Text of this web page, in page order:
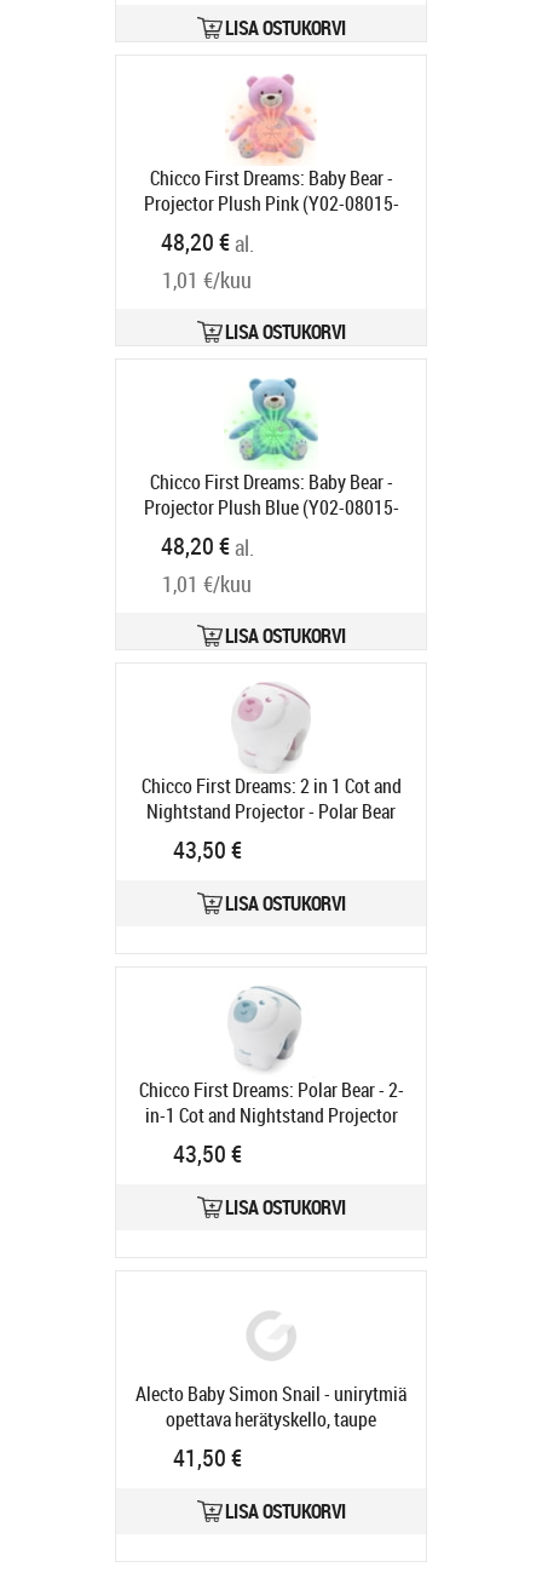
LISA OSTUKORVI
Chicco First Dreams: Baby Bear -
Projector Plush Pink (Y02-08015-
10) Tootekood:
Tarneaeg 6-9 tp
48,20 €al.
1,01 €/kuu
LISA OSTUKORVI
Chicco First Dreams: Baby Bear -
Projector Plush Blue (Y02-08015-
20) Tootekood:
Tarneaeg 6-9 tp
48,20 €al.
1,01 €/kuu
LISA OSTUKORVI
Chicco First Dreams: 2 in 1 Cot and
Nightstand Projector - Polar Bear
Pink (Y01-11558-10)
Y01-11558-10
43,50 €
LISA OSTUKORVI
Chicco First Dreams: Polar Bear - 2-
in-1 Cot and Nightstand Projector
Blue (Y01-11558-20)
Y01-11558-20
43,50 €
LISA OSTUKORVI
Alecto Baby Simon Snail - unirytmiä
opettava herätyskello, taupe
Tootekood:
Tarneaeg 4-6 tp
41,50 €
LISA OSTUKORVI